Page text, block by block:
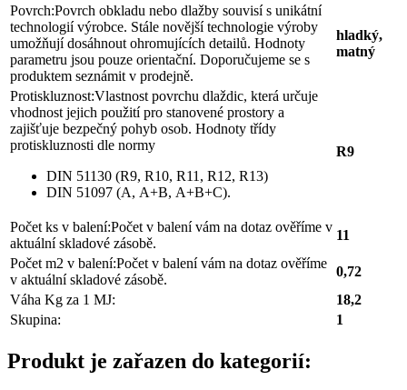
Povrch:Povrch obkladu nebo dlažby souvisí s unikátní
technologií výrobce. Stále novější technologie výroby
umožňují dosáhnout ohromujících detailů. Hodnoty
parametru jsou pouze orientační. Doporučujeme se s
produktem seznámit v prodejně.
hladký,
matný
Protiskluznost:Vlastnost povrchu dlaždic, která určuje
vhodnost jejich použití pro stanovené prostory a
zajišťuje bezpečný pohyb osob. Hodnoty třídy
protiskluznosti dle normy
DIN 51130 (R9, R10, R11, R12, R13)
DIN 51097 (A, A+B, A+B+C).
R9
Počet ks v balení:Počet v balení vám na dotaz ověříme v
aktuální skladové zásobě.
11
Počet m2 v balení:Počet v balení vám na dotaz ověříme
v aktuální skladové zásobě.
0,72
Váha Kg za 1 MJ:
18,2
Skupina:
1
Produkt je zařazen do kategorií: